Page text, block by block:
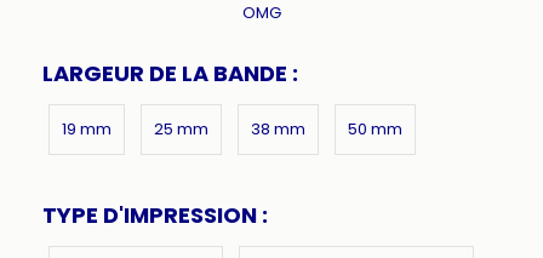
OMG
LARGEUR DE LA BANDE :
19 mm 25 mm 38 mm 50 mm
TYPE D'IMPRESSION :